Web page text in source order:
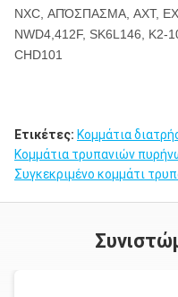
NXC, ΑΠΌΣΠΑΣΜΑ, AXT,
NWD4,412F, SK6L146, K2-
CHD101
Ετικέτες: Κομμάτια
Κομμάτια τρυπανιών
Συγκεκριμένο κομμάτι